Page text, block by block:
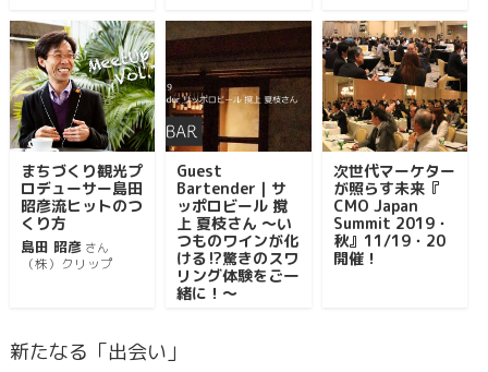
まちづくり観光プ
ロデューサー島田
昭彦流ヒットのつ
くり方
島田 昭彦 さん
（株）クリップ
Guest
Bartender｜サ
ッポロビール 撹
上 夏枝さん ～い
つものワインが化
ける⁉驚きのスワ
リング体験をご一
緒に！～
次世代マーケター
が照らす未来『
CMO Japan
Summit 2019・
秋』11/19・20
開催！
新たなる「出会い」